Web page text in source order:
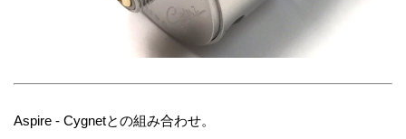
Aspire - Cygnetとの組み合わせ。